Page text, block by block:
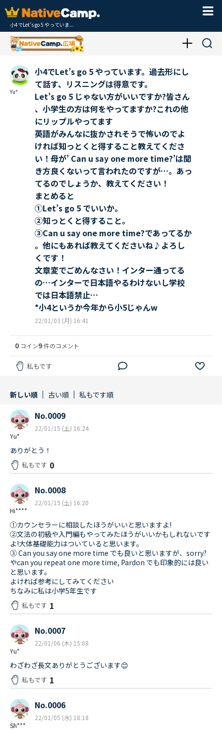
小4でLet’s go 5 やっていま...
Yu*
小4でLet’s go 5 やっています。過去形にし
て話す、リスニングは得意です。
Let’s go 5 じゃない方がいいですか?皆さん
、小学生の方は何をやってますか?これの他
にリップルやってます
英語がみんなに抜かされそうで怖いのでよ
ければ知っとくと得すること教えてくださ
い！母が’ Can u say one more time?’は聞
き方良くないって言われたのですが…。あっ
てるのでしょうか、教えてください！
まとめると
①Let’s go 5 でいいか。
②知っとくと得すること。
③Can u say one more time?であってるか
。他にもあれば教えてくださいね♪よろし
くです！
文章変でごめんなさい！インター通ってる
の…インターで日本語やるわけないし学校
では日本語禁止…
*小4というか今年から小5じゃんw
22/01/03 (月) 16:41
0 コイン9件のコメント
私もです
新しい順 古い順 私もです順
Yu*
No.0009
22/01/15 (土) 16:24
ありがとう！
私もです 0
Hi****
No.0008
22/01/15 (土) 16:20
①カウンセラーに相談したほうがいいと思いますよ!
②文法の初級や入門編もやってみたほうがいいかもしれないです
よ!大体基礎能力はついていると思います。
③ Can you say one more time でも良いと思いますが、sorry?
やcan you repeat one more time, Pardon でも印象的には良い
と思います。
よければ参考にしてみてください
ちなみに私は小学5年生です
私もです 1
Yu*
No.0007
22/01/06 (木) 15:08
わざわざ長文ありがとうございます😊
私もです 1
Sh***
No.0006
22/01/05 (水) 18:18